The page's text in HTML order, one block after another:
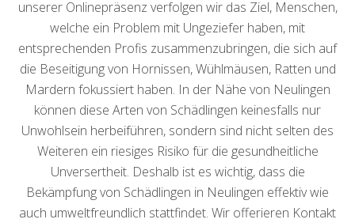
unserer Onlinepräsenz verfolgen wir das Ziel, Menschen,
welche ein Problem mit Ungeziefer haben, mit
entsprechenden Profis zusammenzubringen, die sich auf
die Beseitigung von Hornissen, Wühlmäusen, Ratten und
Mardern fokussiert haben. In der Nähe von Neulingen
können diese Arten von Schädlingen keinesfalls nur
Unwohlsein herbeiführen, sondern sind nicht selten des
Weiteren ein riesiges Risiko für die gesundheitliche
Unversertheit. Deshalb ist es wichtig, dass die
Bekämpfung von Schädlingen in Neulingen effektiv wie
auch umweltfreundlich stattfindet. Wir offerieren Kontakt